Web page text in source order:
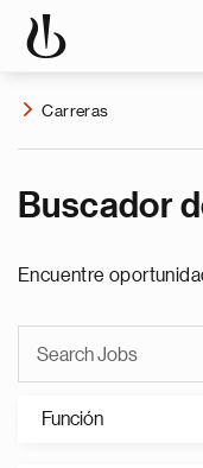
Carreras
Buscador
Encuentre
Función